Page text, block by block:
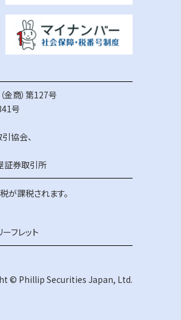
商）第127号
号
引協会、
証券取引所
課税されます。
フレット
© Phillip Securities Japan, Ltd.